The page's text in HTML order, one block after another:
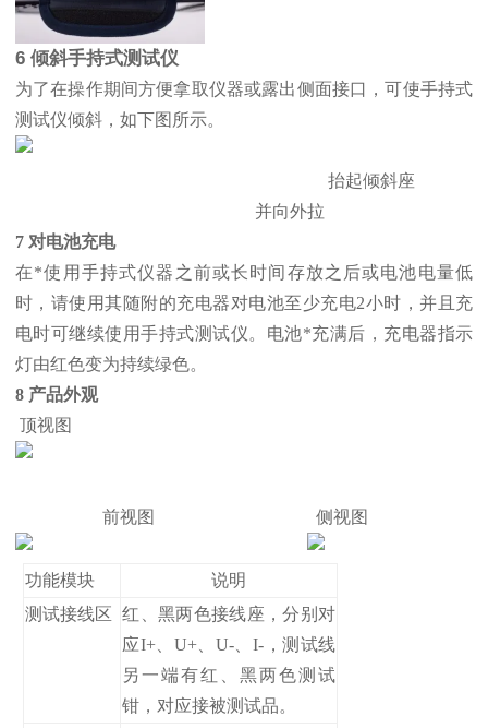
6 倾斜手持式测试仪
为了在操作期间方便拿取仪器或露出侧面接口，可使手持式
测试仪倾斜，如下图所示。
抬起倾斜座
并向外拉
7 对电池充电
在*使用手持式仪器之前或长时间存放之后或电池电量低
时，请使用其随附的充电器对电池至少充电2小时，并且充
电时可继续使用手持式测试仪。电池*充满后，充电器指示
灯由红色变为持续绿色。
8 产品外观
顶视图
前视图 侧视图
功能模块
说明
测试接线区 红、黑两色接线座，分别对
应I+、U+、U-、I-，测试线
另一端有红、黑两色测试
钳，对应接被测试品。